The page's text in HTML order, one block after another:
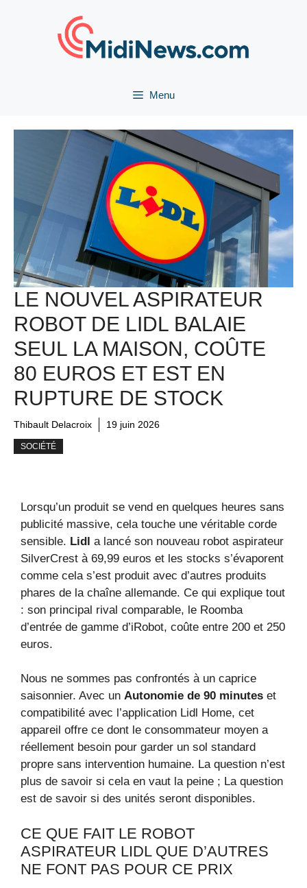
Menu
LE NOUVEL ASPIRATEUR
ROBOT DE LIDL BALAIE
SEUL LA MAISON, COÛTE
80 EUROS ET EST EN
RUPTURE DE STOCK
Thibault Delacroix 19 juin 2026
SOCIÉTÉ
Lorsqu’un produit se vend en quelques heures sans
publicité massive, cela touche une véritable corde
sensible. Lidl a lancé son nouveau robot aspirateur
SilverCrest à 69,99 euros et les stocks s’évaporent
comme cela s’est produit avec d’autres produits
phares de la chaîne allemande. Ce qui explique tout
: son principal rival comparable, le Roomba
d’entrée de gamme d’iRobot, coûte entre 200 et 250
euros.
Nous ne sommes pas confrontés à un caprice
saisonnier. Avec un Autonomie de 90 minutes et
compatibilité avec l’application Lidl Home, cet
appareil offre ce dont le consommateur moyen a
réellement besoin pour garder un sol standard
propre sans intervention humaine. La question n’est
plus de savoir si cela en vaut la peine ; La question
est de savoir si des unités seront disponibles.
CE QUE FAIT LE ROBOT
ASPIRATEUR LIDL QUE D’AUTRES
NE FONT PAS POUR CE PRIX